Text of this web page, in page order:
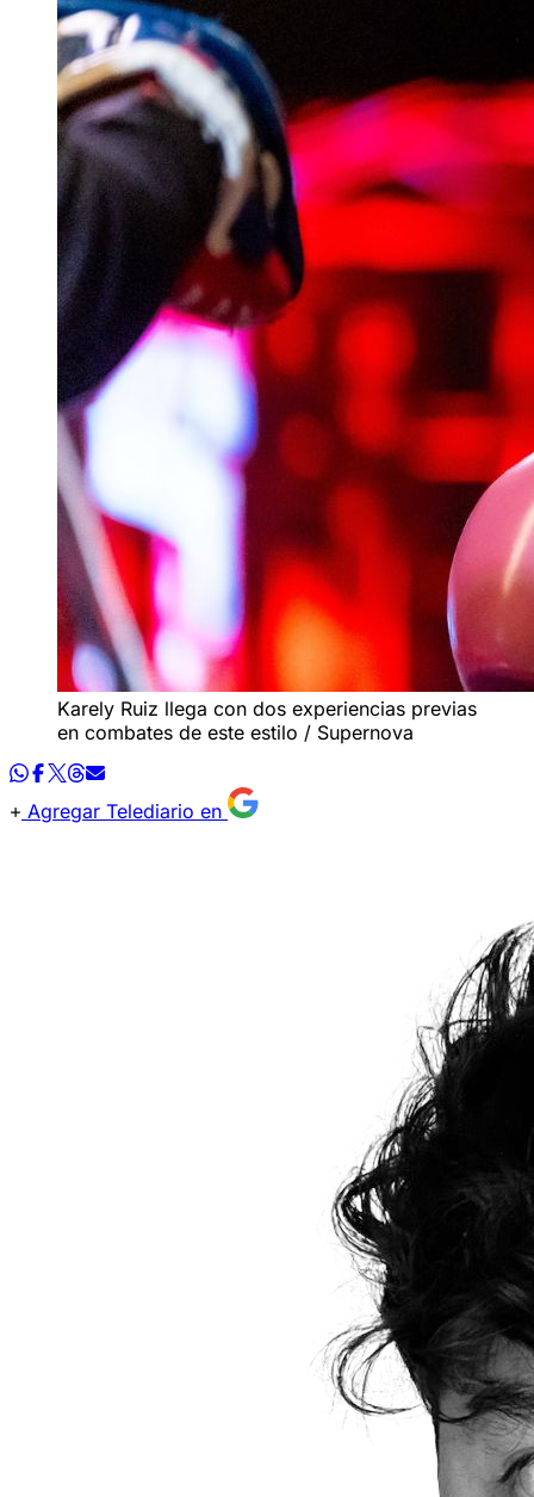
Karely Ruiz llega con dos experiencias previas
en combates de este estilo / Supernova
Agregar Telediario en